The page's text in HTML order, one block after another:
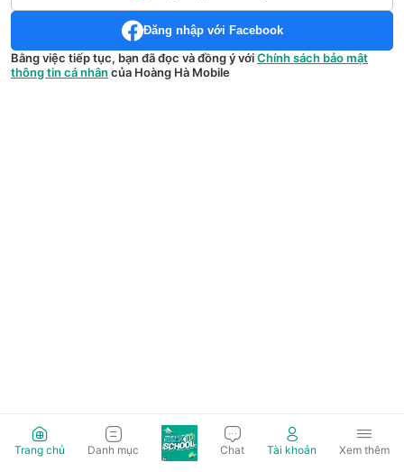
Đăng nhập với Facebook
Bằng việc tiếp tục, bạn đã đọc và đồng ý vớiChính sách bảo mật
thông tin cá nhân của Hoàng Hà Mobile
Trang chủ Danh mục Chat Tài khoản Xem thêm